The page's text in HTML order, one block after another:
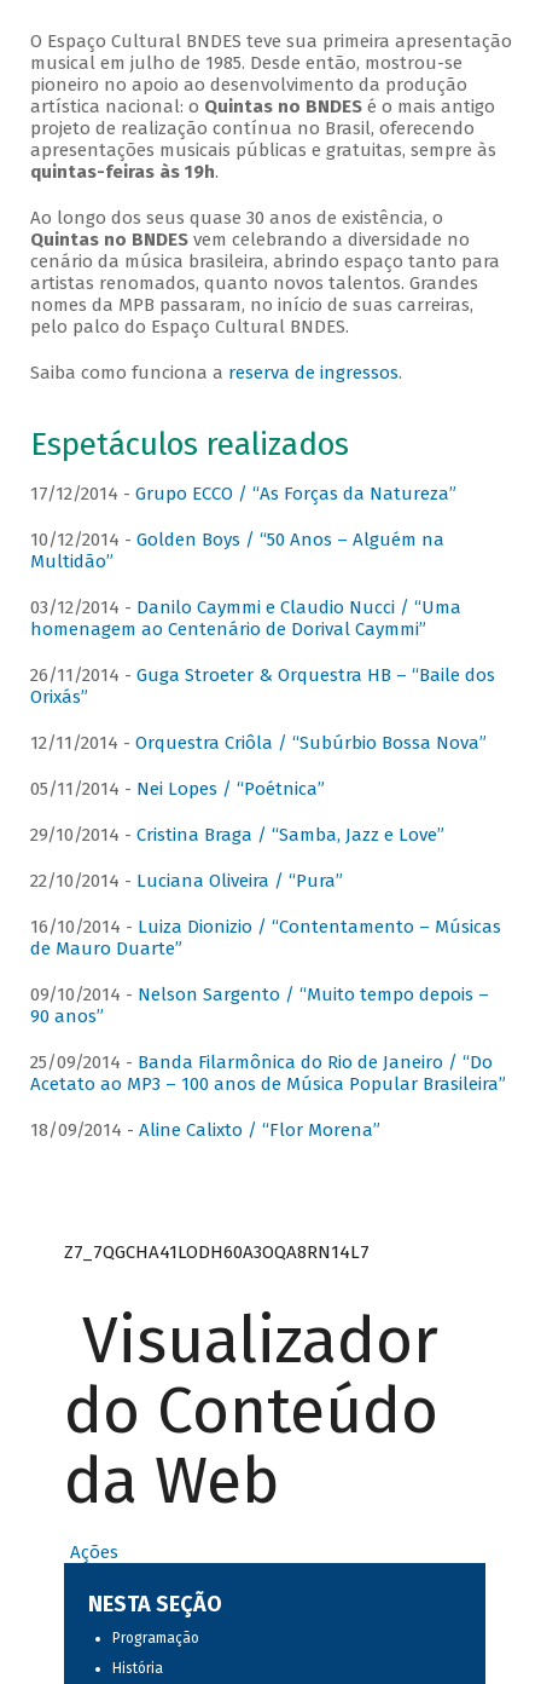
O Espaço Cultural BNDES teve sua primeira apresentação
musical em julho de 1985. Desde então, mostrou-se
pioneiro no apoio ao desenvolvimento da produção
artística nacional: o Quintas no BNDESé o mais antigo
projeto de realização contínua no Brasil, oferecendo
apresentações musicais públicas e gratuitas, sempre às
quintas-feiras às 19h.
Ao longo dos seus quase 30 anos de existência, o
Quintas no BNDESvem celebrando a diversidade no
cenário da música brasileira, abrindo espaço tanto para
artistas renomados, quanto novos talentos. Grandes
nomes da MPB passaram, no início de suas carreiras,
pelo palco do Espaço Cultural BNDES.
Saiba como funciona a reserva de ingressos.
Espetáculos realizados
17/12/2014 - Grupo ECCO / “As Forças da Natureza”
10/12/2014 - Golden Boys / “50 Anos – Alguém na
Multidão”
03/12/2014 - Danilo Caymmi e Claudio Nucci / “Uma
homenagem ao Centenário de Dorival Caymmi”
26/11/2014 - Guga Stroeter & Orquestra HB – “Baile dos
Orixás”
12/11/2014 - Orquestra Criôla / “Subúrbio Bossa Nova”
05/11/2014 - Nei Lopes / “Poétnica”
29/10/2014 - Cristina Braga / “Samba, Jazz e Love”
22/10/2014 - Luciana Oliveira / “Pura”
16/10/2014 - Luiza Dionizio / “Contentamento – Músicas
de Mauro Duarte”
09/10/2014 - Nelson Sargento / “Muito tempo depois –
90 anos”
25/09/2014 - Banda Filarmônica do Rio de Janeiro / “Do
Acetato ao MP3 – 100 anos de Música Popular Brasileira”
18/09/2014 - Aline Calixto / “Flor Morena”
Z7_7QGCHA41LODH60A3OQA8RN14L7
Visualizador
do Conteúdo
da Web
Ações
NESTA SEÇÃO
Programação
História